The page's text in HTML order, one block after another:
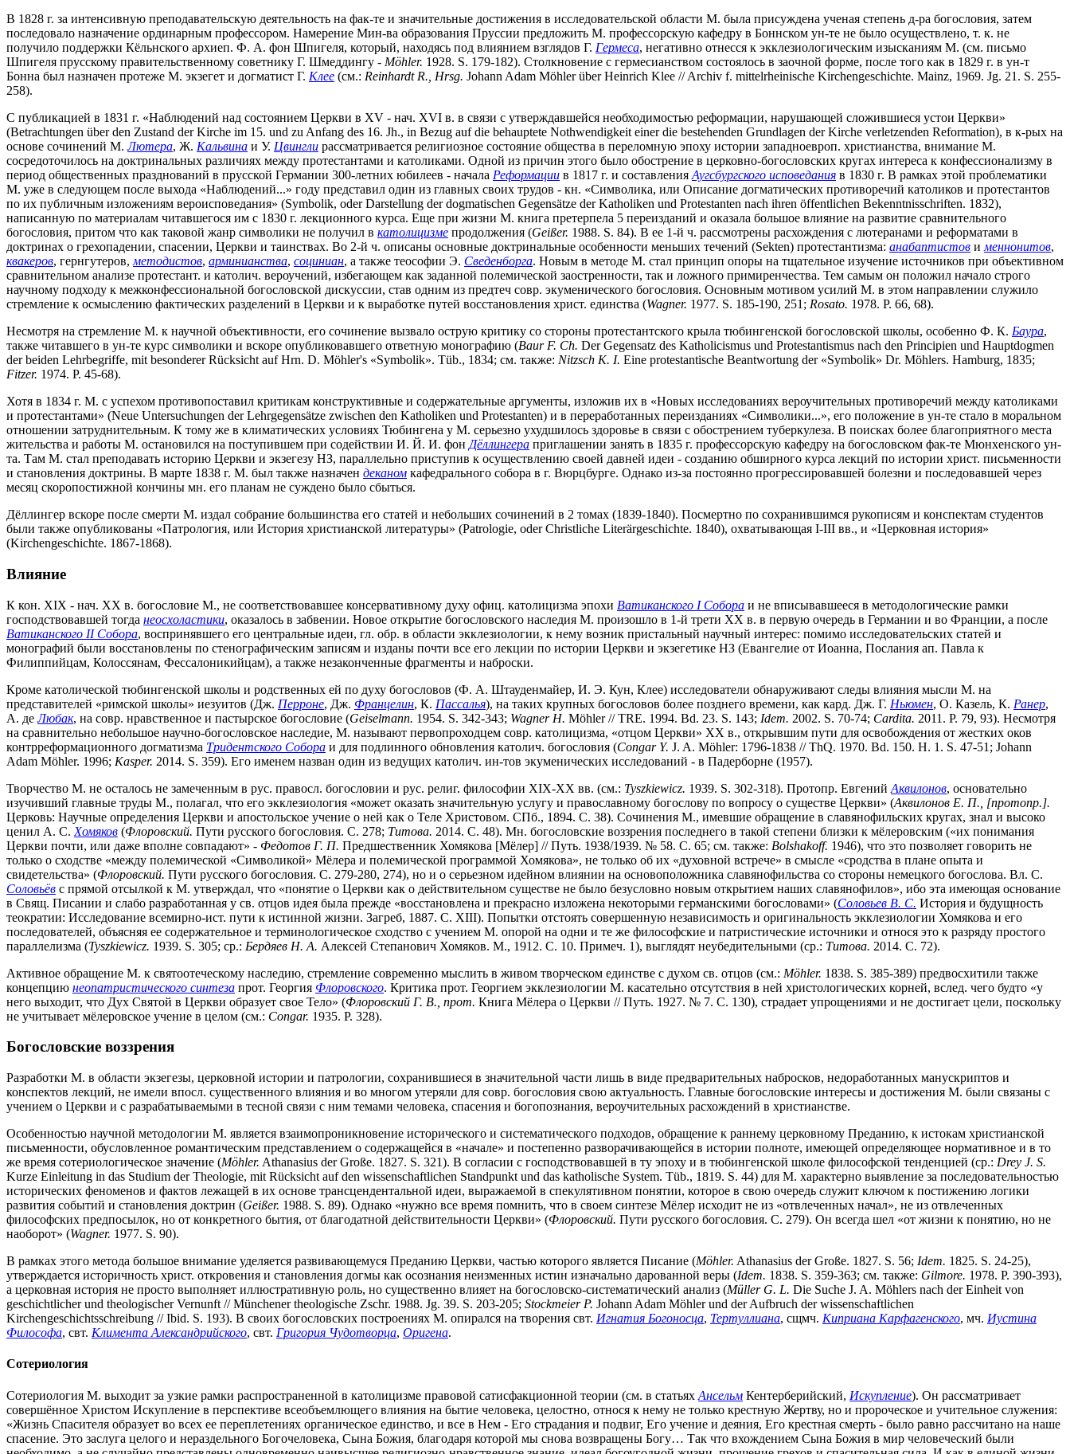
В 1828 г. за интенсивную преподавательскую деятельность на фак-те и значительные достижения в исследовательской области М. была присуждена ученая степень д-ра богословия, затем
последовало назначение ординарным профессором. Намерение Мин-ва образования Пруссии предложить М. профессорскую кафедру в Боннском ун-те не было осуществлено, т. к. не
получило поддержки Кёльнского архиеп. Ф. А. фон Шпигеля, который, находясь под влиянием взглядов Г. Гермеса, негативно отнесся к экклезиологическим изысканиям М. (см. письмо
Шпигеля прусскому правительственному советнику Г. Шмеддингу - Möhler. 1928. S. 179-182). Столкновение с гермесианством состоялось в заочной форме, после того как в 1829 г. в ун-т
Бонна был назначен протеже М. экзегет и догматист Г. Клее (см.: Reinhardt R., Hrsg. Johann Adam Möhler über Heinrich Klee // Archiv f. mittelrheinische Kirchengeschichte. Mainz, 1969. Jg. 21. S. 255-
258).
С публикацией в 1831 г. «Наблюдений над состоянием Церкви в XV - нач. XVI в. в связи с утверждавшейся необходимостью реформации, нарушающей сложившиеся устои Церкви»
(Betrachtungen über den Zustand der Kirche im 15. und zu Anfang des 16. Jh., in Bezug auf die behauptete Nothwendigkeit einer die bestehenden Grundlagen der Kirche verletzenden Reformation), в к-рых на
основе сочинений М.Лютера, Ж. Кальвина и У. Цвингли рассматривается религиозное состояние общества в переломную эпоху истории западноевроп. христианства, внимание М.
сосредоточилось на доктринальных различиях между протестантами и католиками. Одной из причин этого было обострение в церковно-богословских кругах интереса к конфессионализму в
период общественных празднований в прусской Германии 300-летних юбилеев - начала Реформации в 1817 г. и составления Аугсбургского исповедания в 1830 г. В рамках этой проблематики
М. уже в следующем после выхода «Наблюдений...» году представил один из главных своих трудов - кн. «Символика, или Описание догматических противоречий католиков и протестантов
по их публичным изложениям вероисповедания» (Symbolik, oder Darstellung der dogmatischen Gegensätze der Katholiken und Protestanten nach ihren öffentlichen Bekenntnisschriften. 1832),
написанную по материалам читавшегося им с 1830 г. лекционного курса. Еще при жизни М. книга претерпела 5 переизданий и оказала большое влияние на развитие сравнительного
богословия, притом что как таковой жанр символики не получил в католицизме продолжения (Geißer. 1988. S. 84). В ее 1-й ч. рассмотрены расхождения с лютеранами и реформатами в
доктринах о грехопадении, спасении, Церкви и таинствах. Во 2-й ч. описаны основные доктринальные особенности меньших течений (Sekten) протестантизма: анабаптистов и меннонитов,
квакеров, гернгутеров, методистов, арминианства, социниан, а также теософии Э. Сведенборга. Новым в методе М. стал принцип опоры на тщательное изучение источников при объективном
сравнительном анализе протестант. и католич. вероучений, избегающем как заданной полемической заостренности, так и ложного примиренчества. Тем самым он положил начало строго
научному подходу к межконфессиональной богословской дискуссии, став одним из предтеч совр. экуменического богословия. Основным мотивом усилий М. в этом направлении служило
стремление к осмыслению фактических разделений в Церкви и к выработке путей восстановления христ. единства (Wagner. 1977. S. 185-190, 251; Rosato. 1978. P. 66, 68).
Несмотря на стремление М. к научной объективности, его сочинение вызвало острую критику со стороны протестантского крыла тюбингенской богословской школы, особенно Ф. К. Баура,
также читавшего в ун-те курс символики и вскоре опубликовавшего ответную монографию (Baur F. Ch. Der Gegensatz des Katholicismus und Protestantismus nach den Principien und Hauptdogmen
der beiden Lehrbegriffe, mit besonderer Rücksicht auf Hrn. D. Möhler's «Symbolik». Tüb., 1834; см. также: Nitzsch K. I. Eine protestantische Beantwortung der «Symbolik» Dr. Möhlers. Hamburg, 1835;
Fitzer. 1974. P. 45-68).
Хотя в 1834 г. М. с успехом противопоставил критикам конструктивные и содержательные аргументы, изложив их в «Новых исследованиях вероучительных противоречий между католиками
и протестантами» (Neue Untersuchungen der Lehrgegensätze zwischen den Katholiken und Protestanten) и в переработанных переизданиях «Символики...», его положение в ун-те стало в моральном
отношении затруднительным. К тому же в климатических условиях Тюбингена у М. серьезно ухудшилось здоровье в связи с обострением туберкулеза. В поисках более благоприятного места
жительства и работы М. остановился на поступившем при содействии И. Й. И. фон Дёллингера приглашении занять в 1835 г. профессорскую кафедру на богословском фак-те Мюнхенского ун-
та. Там М. стал преподавать историю Церкви и экзегезу НЗ, параллельно приступив к осуществлению своей давней идеи - созданию обширного курса лекций по истории христ. письменности
и становления доктрины. В марте 1838 г. М. был также назначен деканом кафедрального собора в г. Вюрцбурге. Однако из-за постоянно прогрессировавшей болезни и последовавшей через
месяц скоропостижной кончины мн. его планам не суждено было сбыться.
Дёллингер вскоре после смерти М. издал собрание большинства его статей и небольших сочинений в 2 томах (1839-1840). Посмертно по сохранившимся рукописям и конспектам студентов
были также опубликованы «Патрология, или История христианской литературы» (Patrologie, oder Christliche Literärgeschichte. 1840), охватывающая I-III вв., и «Церковная история»
(Kirchengeschichte. 1867-1868).
Влияние
К кон. XIX - нач. XX в. богословие М., не соответствовавшее консервативному духу офиц. католицизма эпохи Ватиканского I Собора и не вписывавшееся в методологические рамки
господствовавшей тогда неосхоластики, оказалось в забвении. Новое открытие богословского наследия М. произошло в 1-й трети XX в. в первую очередь в Германии и во Франции, а после
Ватиканского II Собора, воспринявшего его центральные идеи, гл. обр. в области экклезиологии, к нему возник пристальный научный интерес: помимо исследовательских статей и
монографий были восстановлены по стенографическим записям и изданы почти все его лекции по истории Церкви и экзегетике НЗ (Евангелие от Иоанна, Послания ап. Павла к
Филиппийцам, Колоссянам, Фессалоникийцам), а также незаконченные фрагменты и наброски.
Кроме католической тюбингенской школы и родственных ей по духу богословов (Ф. А. Штауденмайер, И. Э. Кун, Клее) исследователи обнаруживают следы влияния мысли М. на
представителей «римской школы» иезуитов (Дж. Перроне, Дж. Францелин, К. Пассалья), на таких крупных богословов более позднего времени, как кард. Дж. Г. Ньюмен, О. Казель, К. Ранер,
А. деЛюбак, на совр. нравственное и пастырское богословие (Geiselmann. 1954. S. 342-343; Wagner H. Möhler // TRE. 1994. Bd. 23. S. 143; Idem. 2002. S. 70-74; Cardita. 2011. P. 79, 93). Несмотря
на сравнительно небольшое научно-богословское наследие, М. называют первопроходцем совр. католицизма, «отцом Церкви» XX в., открывшим пути для освобождения от жестких оков
контрреформационного догматизма Тридентского Собора и для подлинного обновления католич. богословия (Congar Y. J. A. Möhler: 1796-1838 // ThQ. 1970. Bd. 150. H. 1. S. 47-51; Johann
Adam Möhler. 1996; Kasper. 2014. S. 359). Его именем назван один из ведущих католич. ин-тов экуменических исследований - в Падерборне (1957).
Творчество М. не осталось не замеченным в рус. правосл. богословии и рус. религ. философии XIX-XX вв. (см.: Tyszkiewicz. 1939. S. 302-318). Протопр. Евгений Аквилонов, основательно
изучивший главные труды М., полагал, что его экклезиология «может оказать значительную услугу и православному богослову по вопросу о существе Церкви» (Аквилонов Е. П., [протопр.].
Церковь: Научные определения Церкви и апостольское учение о ней как о Теле Христовом. СПб., 1894. С. 38). Сочинения М., имевшие обращение в славянофильских кругах, знал и высоко
ценил А. С. Хомяков (Флоровский. Пути русского богословия. С. 278; Титова. 2014. С. 48). Мн. богословские воззрения последнего в такой степени близки к мёлеровским («их понимания
Церкви почти, или даже вполне совпадают» - Федотов Г. П. Предшественник Хомякова [Мёлер] // Путь. 1938/1939. № 58. С. 65; см. также: Bolshakoff. 1946), что это позволяет говорить не
только о сходстве «между полемической «Символикой» Мёлера и полемической программой Хомякова», не только об их «духовной встрече» в смысле «сродства в плане опыта и
свидетельства» (Флоровский. Пути русского богословия. С. 279-280, 274), но и о серьезном идейном влиянии на основоположника славянофильства со стороны немецкого богослова. Вл. С.
Соловьёв с прямой отсылкой к М. утверждал, что «понятие о Церкви как о действительном существе не было безусловно новым открытием наших славянофилов», ибо эта имеющая основание
в Свящ. Писании и слабо разработанная у св. отцов идея была прежде «восстановлена и прекрасно изложена некоторыми германскими богословами» (Соловьев В. С. История и будущность
теократии: Исследование всемирно-ист. пути к истинной жизни. Загреб, 1887. С. XIII). Попытки отстоять совершенную независимость и оригинальность экклезиологии Хомякова и его
последователей, объясняя ее содержательное и терминологическое сходство с учением М. опорой на одни и те же философские и патристические источники и относя это к разряду простого
параллелизма (Tyszkiewicz. 1939. S. 305; ср.: Бердяев Н. А. Алексей Степанович Хомяков. М., 1912. С. 10. Примеч. 1), выглядят неубедительными (ср.: Титова. 2014. С. 72).
Активное обращение М. к святоотеческому наследию, стремление современно мыслить в живом творческом единстве с духом св. отцов (см.: Möhler. 1838. S. 385-389) предвосхитили также
концепцию неопатристического синтеза прот. Георгия Флоровского. Критика прот. Георгием экклезиологии М. касательно отсутствия в ней христологических корней, вслед. чего будто «у
него выходит, что Дух Святой в Церкви образует свое Тело» (Флоровский Г. В., прот. Книга Мёлера о Церкви // Путь. 1927. № 7. С. 130), страдает упрощениями и не достигает цели, поскольку
не учитывает мёлеровское учение в целом (см.: Congar. 1935. P. 328).
Богословские воззрения
Разработки М. в области экзегезы, церковной истории и патрологии, сохранившиеся в значительной части лишь в виде предварительных набросков, недоработанных манускриптов и
конспектов лекций, не имели впосл. существенного влияния и во многом утеряли для совр. богословия свою актуальность. Главные богословские интересы и достижения М. были связаны с
учением о Церкви и с разрабатываемыми в тесной связи с ним темами человека, спасения и богопознания, вероучительных расхождений в христианстве.
Особенностью научной методологии М. является взаимопроникновение исторического и систематического подходов, обращение к раннему церковному Преданию, к истокам христианской
письменности, обусловленное романтическим представлением о содержащейся в «начале» и постепенно разворачивающейся в истории полноте, имеющей определяющее нормативное и в то
же время сотериологическое значение (Möhler. Athanasius der Große. 1827. S. 321). В согласии с господствовавшей в ту эпоху и в тюбингенской школе философской тенденцией (ср.: Drey J. S.
Kurze Einleitung in das Studium der Theologie, mit Rücksicht auf den wissenschaftlichen Standpunkt und das katholische System. Tüb., 1819. S. 44) для М. характерно выявление за последовательностью
исторических феноменов и фактов лежащей в их основе трансцендентальной идеи, выражаемой в спекулятивном понятии, которое в свою очередь служит ключом к постижению логики
развития событий и становления доктрин (Geißer. 1988. S. 89). Однако «нужно все время помнить, что в своем синтезе Мёлер исходит не из «отвлеченных начал», не из отвлеченных
философских предпосылок, но от конкретного бытия, от благодатной действительности Церкви» (Флоровский. Пути русского богословия. С. 279). Он всегда шел «от жизни к понятию, но не
наоборот» (Wagner. 1977. S. 90).
В рамках этого метода большое внимание уделяется развивающемуся Преданию Церкви, частью которого является Писание (Möhler. Athanasius der Große. 1827. S. 56; Idem. 1825. S. 24-25),
утверждается историчность христ. откровения и становления догмы как осознания неизменных истин изначально дарованной веры (Idem. 1838. S. 359-363; см. также: Gilmore. 1978. P. 390-393),
а церковная история не просто выполняет иллюстративную роль, но существенно влияет на богословско-систематический анализ (Müller G. L. Die Suche J. A. Möhlers nach der Einheit von
geschichtlicher und theologischer Vernunft // Münchener theologische Zschr. 1988. Jg. 39. S. 203-205; Stockmeier P. Johann Adam Möhler und der Aufbruch der wissenschaftlichen
Kirchengeschichtsschreibung // Ibid. S. 193). В своих богословских построениях М. опирался на творения свт. Игнатия Богоносца, Тертуллиана, сщмч. Киприана Карфагенского, мч. Иустина
Философа, свт. Климента Александрийского, свт. Григория Чудотворца, Оригена.
Сотериология
Сотериология М. выходит за узкие рамки распространенной в католицизме правовой сатисфакционной теории (см. в статьях Ансельм Кентерберийский, Искупление). Он рассматривает
совершённое Христом Искупление в перспективе всеобъемлющего влияния на бытие человека, целостно, относя к нему не только крестную Жертву, но и пророческое и учительное служения:
«Жизнь Спасителя образует во всех ее переплетениях органическое единство, и все в Нем - Его страдания и подвиг, Его учение и деяния, Его крестная смерть - было равно рассчитано на наше
спасение. Это заслуга целого и нераздельного Богочеловека, Сына Божия, благодаря которой мы снова возвращены Богу… Так что вхождением Сына Божия в мир человеческий были